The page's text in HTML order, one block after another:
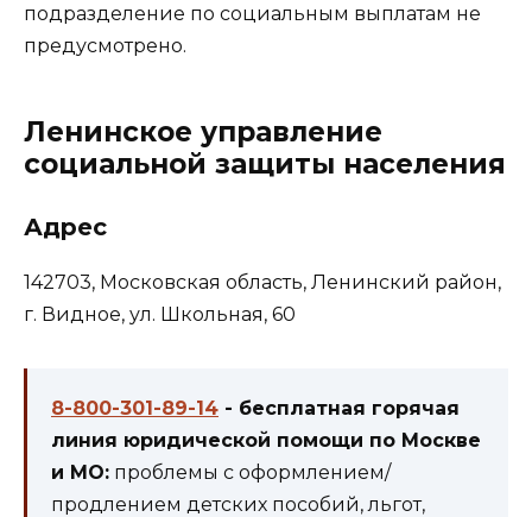
подразделение по социальным выплатам не
предусмотрено.
Ленинское управление
социальной защиты населения
Адрес
142703, Московская область, Ленинский район,
г. Видное, ул. Школьная, 60
8-800-301-89-14 - бесплатная горячая
линия юридической помощи по Москве
и МО: проблемы с оформлением/
продлением детских пособий, льгот,